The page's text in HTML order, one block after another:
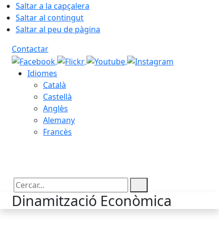
Saltar a la capçalera
Saltar al contingut
Saltar al peu de pàgina
Contactar
Idiomes
Català
Castellà
Anglès
Alemany
Francès
Cercar:
Dinamització Econòmica